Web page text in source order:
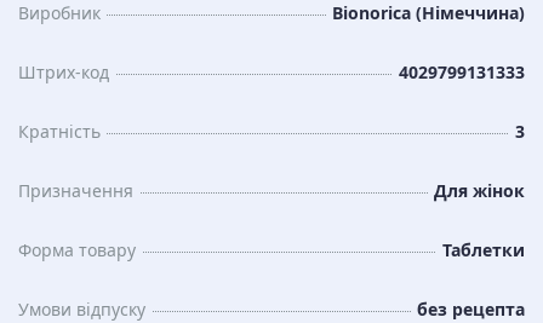
Виробник Bionorica (Німеччина)
Штрих-код 4029799131333
Кратність 3
Призначення Для жінок
Форма товару Таблетки
Умови відпуску без рецепта